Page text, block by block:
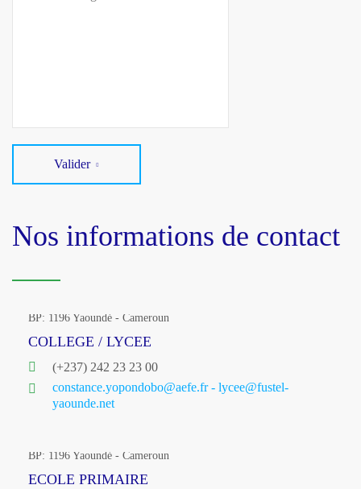
Valider
Nos informations de contact
BP: 1196 Yaoundé - Cameroun
COLLEGE / LYCEE
(+237) 242 23 23 00
constance.yopondobo@aefe.fr - lycee@fustel-
yaounde.net
BP: 1196 Yaoundé - Cameroun
ECOLE PRIMAIRE